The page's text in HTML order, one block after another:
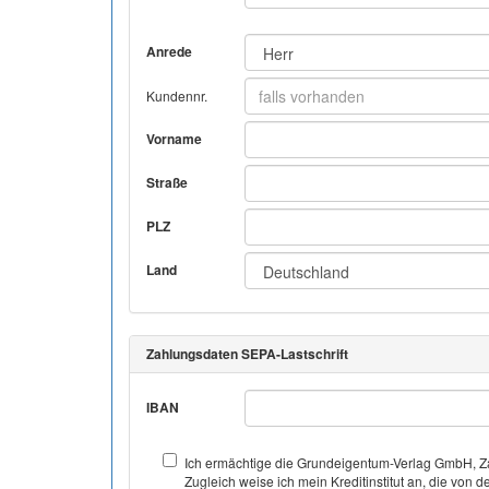
Anrede
Kundennr.
Vorname
Straße
PLZ
Land
Zahlungsdaten SEPA-Lastschrift
IBAN
Ich ermächtige die Grundeigentum-Verlag GmbH,
Zugleich weise ich mein Kreditinstitut an, die von